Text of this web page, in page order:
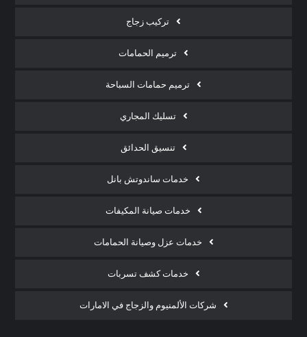
تركيب زجاج
ترميم الحمامات
ترميم حمامات السباحة
تسليك المجاري
تنسيق الحدائق
خدمات ساندوتش بانل
خدمات صيانة المكيفات
خدمات عزل وصيانة الحمامات
خدمات كشف تسربات
شركات الألمنيوم والزجاج في الامارات